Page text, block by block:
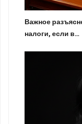
Важное
налоги, если в…